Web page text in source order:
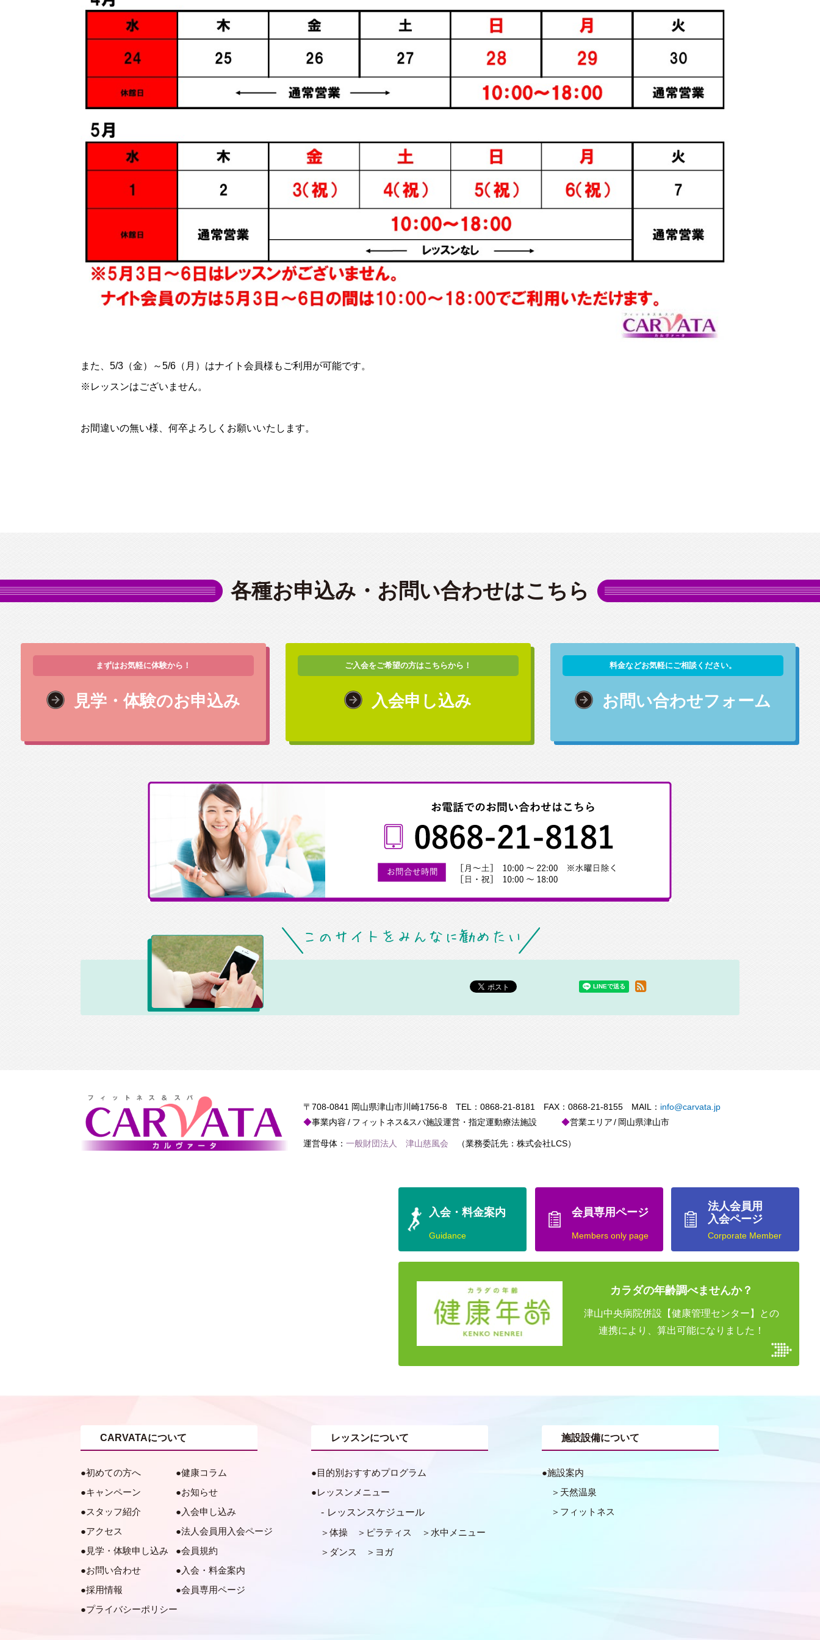
また、5/3（金）～5/6（月）はナイト会員様もご利用が可能です。
※レッスンはございません。
お間違いの無い様、何卒よろしくお願いいたします。
各種お申込み・ お問い合わせはこちら
まずはお気軽に体験から！
見学・体験のお申込み
ご入会をご希望の方はこちらから！
入会申し込み
料金などお気軽にご相談ください。
お問い合わせフォーム
〒708-0841 岡山県津山市川崎1756-8 TEL： 0868-21-8181 FAX：0868-21-8155 MAIL： info@carvata.jp
事業内容
フィットネス&スパ施設運営・指定運動療法施設 営業エリア 岡山県津山市
運営母体： 一般財団法人 津山慈風会 （業務委託先：株式会社LCS）
入会・料金案内
Guidance
会員専用ページ
Members only page
法人会員用
入会ページ
Corporate Member
カラダの年齢調べませんか？
津山中央病院併設【健康管理センター】との
連携により、算出可能になりました！
CARVATAについて
初めての方へ
健康コラム
キャンペーン
お知らせ
スタッフ紹介
入会申し込み
アクセス
法人会員用入会ページ
見学・体験申し込み
会員規約
お問い合わせ
入会・料金案内
採用情報
会員専用ページ
プライバシーポリシー
レッスンについて
目的別おすすめプログラム
レッスンメニュー
レッスンスケジュール
体操
ピラティス
水中メニュー
ダンス
ヨガ
施設設備について
施設案内
天然温泉
フィットネス